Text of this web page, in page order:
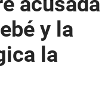
y la
la